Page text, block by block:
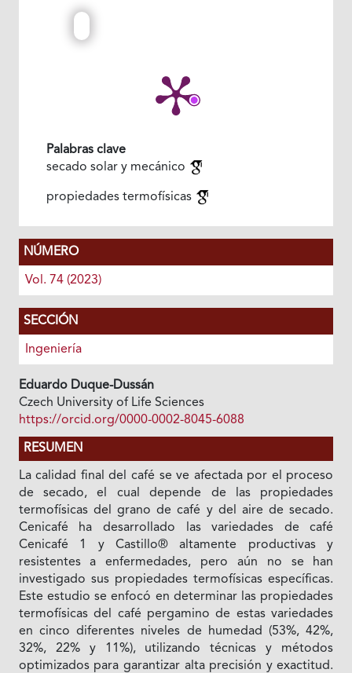
Palabras clave
secado solar y mecánico
propiedades termofísicas
NÚMERO
Vol. 74 (2023)
SECCIÓN
Ingeniería
Eduardo Duque-Dussán
Czech University of Life Sciences
https://orcid.org/0000-0002-8045-6088
RESUMEN
La calidad final del café se ve afectada por el proceso
de secado, el cual depende de las propiedades
termofísicas del grano de café y del aire de secado.
Cenicafé ha desarrollado las variedades de café
Cenicafé 1 y Castillo® altamente productivas y
resistentes a enfermedades, pero aún no se han
investigado sus propiedades termofísicas específicas.
Este estudio se enfocó en determinar las propiedades
termofísicas del café pergamino de estas variedades
en cinco diferentes niveles de humedad (53%, 42%,
32%, 22% y 11%), utilizando técnicas y métodos
optimizados para garantizar alta precisión y exactitud.